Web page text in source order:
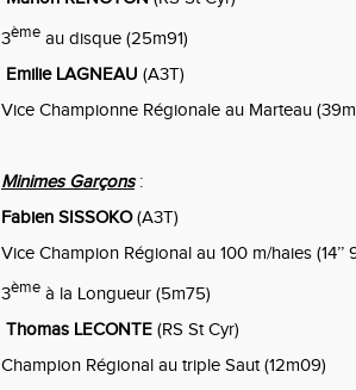
3ème au disque (25m91)
Emilie LAGNEAU (A3T)
Vice Championne Régionale au Marteau
Minimes Garçons:
Fabien SISSOKO(A3T)
Vice Champion Régional au 100 m/haies (14’’
3ème à la Longueur (5m75)
Thomas LECONTE (RS St Cyr)
Champion Régional au triple Saut (12m09)